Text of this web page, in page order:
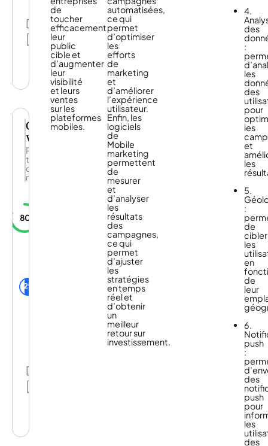
messages
in-
app
et
du
600
clients
15
pays,
80
milliards
de
pushs
envoyés
par
an
de
150
millions
de
Partage
Mes
listes
Captain
Wallet
Restez
top
of
mind
80
de
services
un
algorithme
la
29
de
toucher
efficacement
leur
public
cible et
d’augmenter
leur
visibilité
et leurs
ventes
sur les
plateformes
mobiles.
automatisées,
ce qui
permet
d’optimiser
les
efforts
de
marketing
et
d’améliorer
l’expérience
utilisateur.
Enfin, les
logiciels
de
Mobile
marketing
permettent
de
mesurer
et
d’analyser
les
résultats
des
campagnes,
ce qui
permet
d’ajuster
les
stratégies
en temps
réel et
d’obtenir
un
meilleur
retour sur
investissement.
4.
des
:
les
des
pour
les
et
les
5.
:
de
cibler
les
en
de
leur
6.
push
:
des
push
pour
les
des